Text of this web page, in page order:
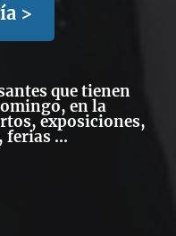
>
que tienen
en la
exposiciones,
ferias ...